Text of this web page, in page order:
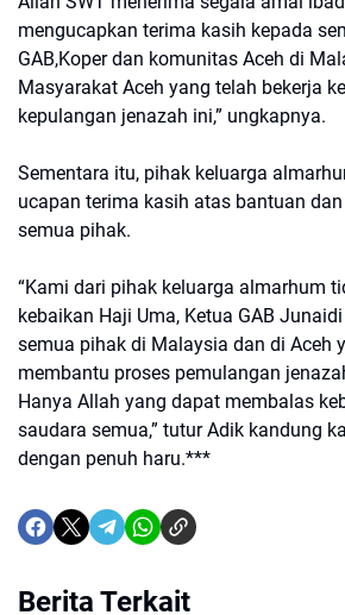
mengucapkan terima kasih kepada
GAB,Koper dan komunitas Aceh di
Masyarakat Aceh yang telah bekerja
kepulangan jenazah ini,” ungkapnya.
Sementara itu, pihak keluarga
ucapan terima kasih atas bantuan
semua pihak.
“Kami dari pihak keluarga almarhum
kebaikan Haji Uma, Ketua GAB
semua pihak di Malaysia dan di Aceh
membantu proses pemulangan
Hanya Allah yang dapat membalas
saudara semua,” tutur Adik kandung
dengan penuh haru.***
Berita Terkait